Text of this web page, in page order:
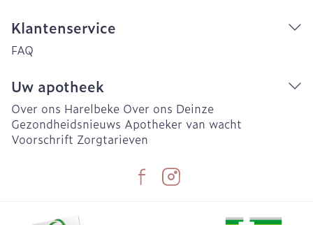
Klantenservice
FAQ
Uw apotheek
Over ons Harelbeke Over ons Deinze
Gezondheidsnieuws Apotheker van wacht
Voorschrift Zorgtarieven